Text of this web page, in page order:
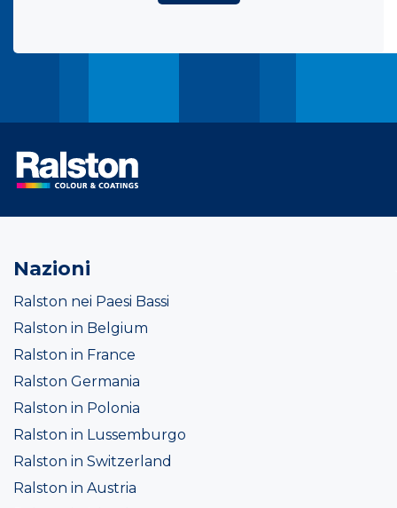
Nazioni
Ralston nei Paesi Bassi
Ralston in Belgium
Ralston in France
Ralston Germania
Ralston in Polonia
Ralston in Lussemburgo
Ralston in Switzerland
Ralston in Austria